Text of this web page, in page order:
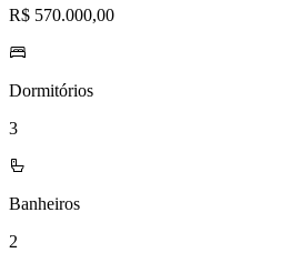
R$ 570.000,00
Dormitórios
3
Banheiros
2